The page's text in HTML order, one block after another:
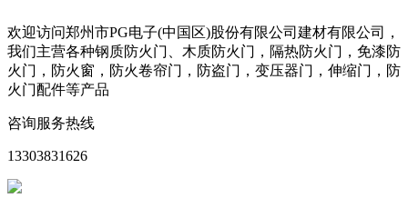
欢迎访问郑州市PG电子(中国区)股份有限公司建材有限公司，
我们主营各种钢质防火门、木质防火门，隔热防火门，免漆防
火门，防火窗，防火卷帘门，防盗门，变压器门，伸缩门，防
火门配件等产品
咨询服务热线
13303831626